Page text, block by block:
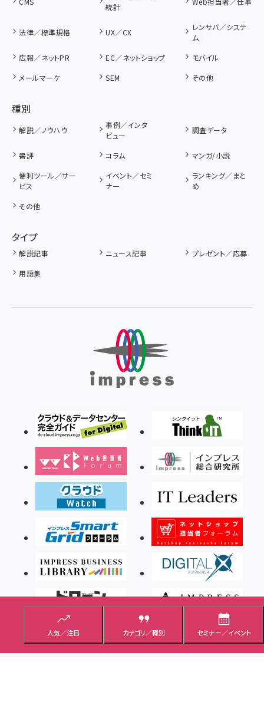
人気／注目 カテゴリ／種別 セミナー／イベント
統計
法律／標準規格 UX／CX
レンサバ／システ
ム
広報／ネットPR
EC／ネットショップ
モバイル
メールマーケ
SEM その他
種別
解説／ノウハウ
事例／インタ
ビュー
調査データ
書評 コラム
マンガ/小説
便利ツール／サー
ビス
イベント／セミ
ナー
ランキング／まと
め
その他
タイプ
解説記事 ニュース記事
プレゼント／応募
用語集